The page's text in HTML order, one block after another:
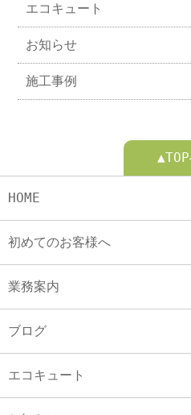
エコキュート
お知らせ
施工事例
HOME
初めてのお客様へ
業務案内
ブログ
エコキュート